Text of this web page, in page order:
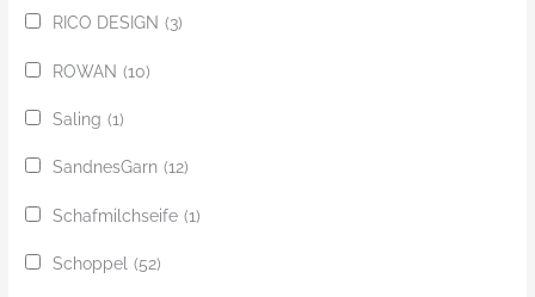
RICO DESIGN (3)
ROWAN (10)
Saling (1)
SandnesGarn (12)
Schafmilchseife (1)
Schoppel (52)